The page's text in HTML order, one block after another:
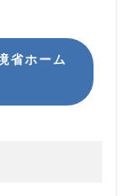
省ホーム